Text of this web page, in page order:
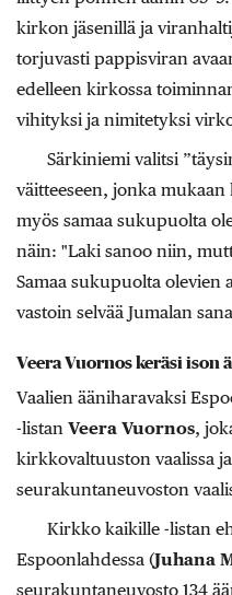
kirkon jäsenillä ja
torjuvasti pappisviran
edelleen kirkossa
vihityksi ja nimitetyksi
Särkiniemi valitsi
väitteeseen, jonka
myös samaa sukupuolta
näin: "Laki sanoo niin,
Samaa sukupuolta
vastoin selvää Jumalan
Veera Vuornos keräsi ison
Vaalien ääniharavaksi
-listan Veera Vuornos,
kirkkovaltuuston vaalissa
seurakuntaneuvoston
Kirkko kaikille -listan
Espoonlahdessa (Juhana
seurakuntaneuvosto 134